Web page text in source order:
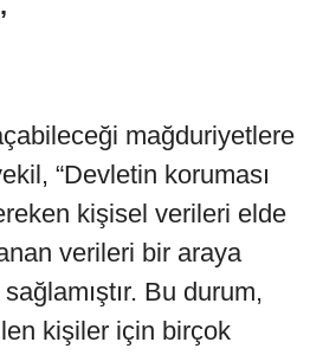
mağduriyetlere
“Devletin koruması
kişisel verileri elde
verileri bir araya
Bu durum,
kişiler için birçok